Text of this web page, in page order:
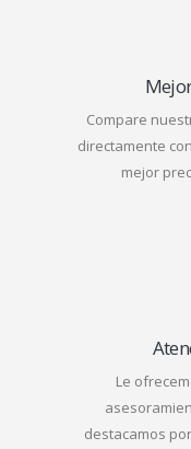
Compare
directamente
mejor
Le
destacamos